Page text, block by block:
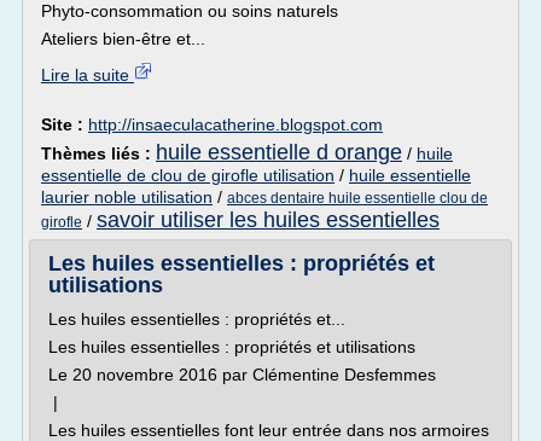
Phyto-consommation ou soins naturels
Ateliers bien-être et...
Lire la suite
Site : http://insaeculacatherine.blogspot.com
Thèmes liés : huile essentielle d orange / huile
essentielle de clou de girofle utilisation / huile essentielle
laurier noble utilisation / abces dentaire huile essentielle clou de
girofle / savoir utiliser les huiles essentielles
Les huiles essentielles : propriétés et
utilisations
Les huiles essentielles : propriétés et...
Les huiles essentielles : propriétés et utilisations
Le 20 novembre 2016 par Clémentine Desfemmes
|
Les huiles essentielles font leur entrée dans nos armoires